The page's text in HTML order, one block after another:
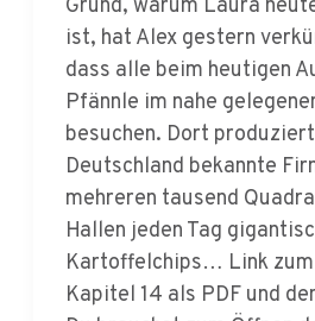
dass alle beim heutigen
Pfännle im nahe
besuchen. Dort
Deutschland bekannte
mehreren tausend
Hallen jeden Tag
Kartoffelchips… Link
Kapitel 14 als PDF und
Du brauchst zum Öffnen
Lösungswort aus Kapitel